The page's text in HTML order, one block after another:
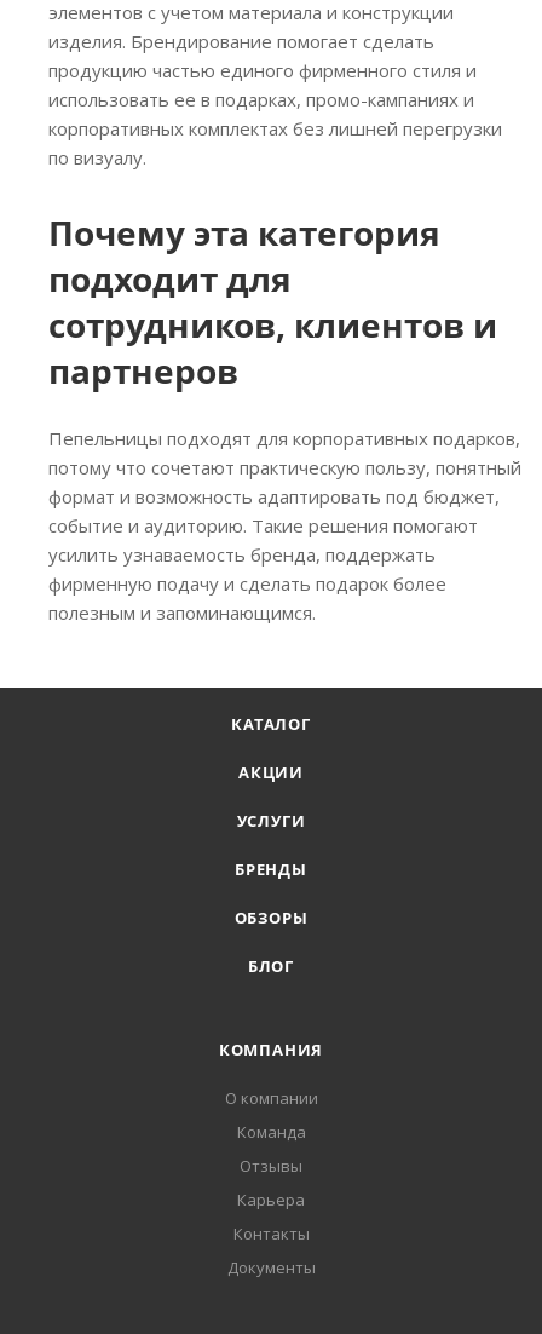
элементов с учетом материала и конструкции
изделия. Брендирование помогает сделать
продукцию частью единого фирменного стиля и
использовать ее в подарках, промо-кампаниях и
корпоративных комплектах без лишней перегрузки
по визуалу.
Почему эта категория
подходит для
сотрудников, клиентов и
партнеров
Пепельницы подходят для корпоративных подарков,
потому что сочетают практическую пользу, понятный
формат и возможность адаптировать под бюджет,
событие и аудиторию. Такие решения помогают
усилить узнаваемость бренда, поддержать
фирменную подачу и сделать подарок более
полезным и запоминающимся.
КАТАЛОГ
АКЦИИ
УСЛУГИ
БРЕНДЫ
ОБЗОРЫ
БЛОГ
КОМПАНИЯ
О компании
Команда
Отзывы
Карьера
Контакты
Документы